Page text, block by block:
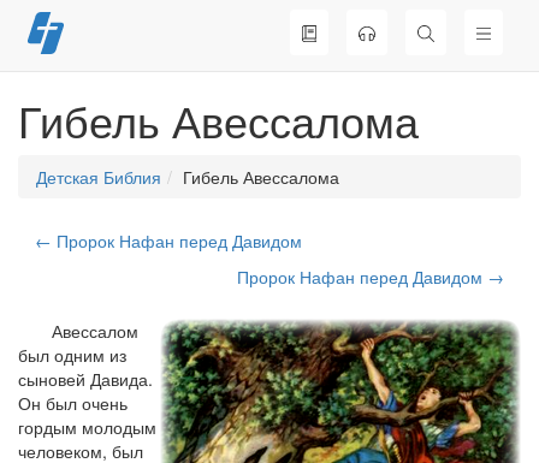
Перейти
к
Гибель Авессалома
Детская Библия Гибель Авессалома
← Пророк Нафан перед Давидом
Пророк Нафан перед Давидом →
Авессалом
был одним из
сыновей Давида.
Он был очень
гордым молодым
человеком, был